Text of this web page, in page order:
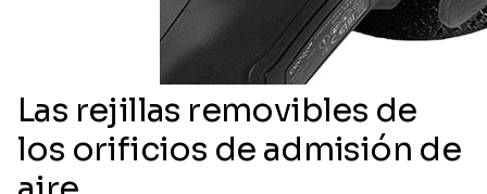
Las rejillas removibles de
los orificios de admisión de